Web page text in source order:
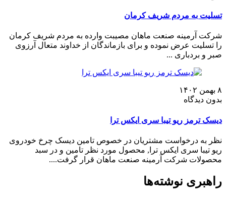
تسلیت به مردم شریف کرمان
شرکت آرمینه صنعت ماهان مصیبت وارده به مردم شریف کرمان
را تسلیت عرض نموده و برای بازماندگان از خداوند متعال آرزوی
صبر و بردباری ...
۸ بهمن ۱۴۰۲
بدون دیدگاه
دیسک ترمز ریو تیبا سری ایکس ترا
نظر به درخواست مشتریان در خصوص تامین دیسک چرخ خودروی
ریو تیبا سری ایکس ترا, محصول مورد نظر تامین و در سبد
محصولات شرکت آرمینه صنعت ماهان قرار گرفت....
راهبری نوشته‌ها